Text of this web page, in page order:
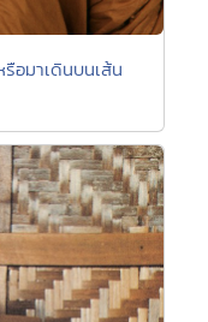
อมาเดินบนเส้น